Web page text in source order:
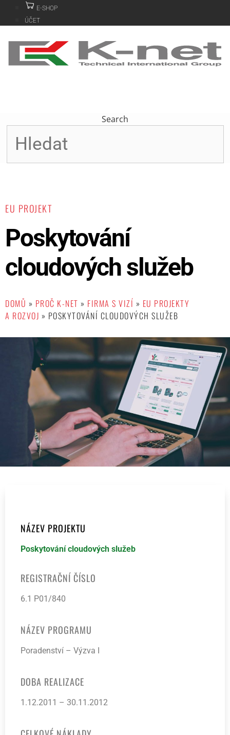
Přeskočit E-SHOP
ÚČET
Search
EU PROJEKT
Poskytování
cloudových služeb
DOMŮ » PROČ K-NET » FIRMA S VIZÍ » EU PROJEKTY
A ROZVOJ » POSKYTOVÁNÍ CLOUDOVÝCH SLUŽEB
NÁZEV PROJEKTU
Poskytování cloudových služeb
REGISTRAČNÍ ČÍSLO
6.1 P01/840
NÁZEV PROGRAMU
Poradenství – Výzva I
DOBA REALIZACE
1.12.2011 – 30.11.2012